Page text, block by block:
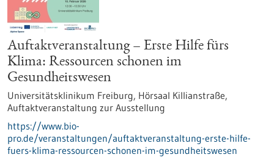
Auftaktveranstaltung – Erste Hilfe fürs
Klima: Ressourcen schonen im
Gesundheitswesen
Universitätsklinikum Freiburg, Hörsaal Killianstraße,
Auftaktveranstaltung zur Ausstellung
https://www.bio-
pro.de/veranstaltungen/auftaktveranstaltung-erste-hilfe-
fuers-klima-ressourcen-schonen-im-gesundheitswesen